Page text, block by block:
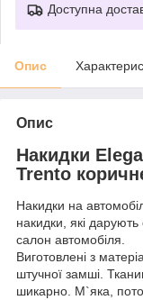
Доступна
Опис
Опис
Накидки
Trento
Накидки на
накидки, які
салон автомобіля.
Виготовлені з
штучної замші.
шикарно. М`яка,